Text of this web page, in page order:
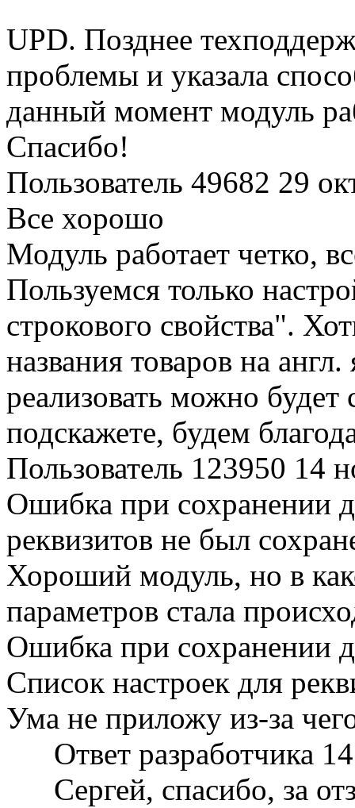
UPD. Позднее
проблемы и указала
данный момент модуль
Спасибо!
Пользователь 49682 29
Все хорошо
Модуль работает четко,
Пользуемся только
строкового свойства".
названия товаров на
реализовать можно
подскажете, будем
Пользователь 123950 14
Ошибка при сохранении
реквизитов не был
Хороший модуль, но в
параметров стала
Ошибка при сохранении
Список настроек для
Ума не приложу из-за
Ответ разработчика
Сергей, спасибо, за